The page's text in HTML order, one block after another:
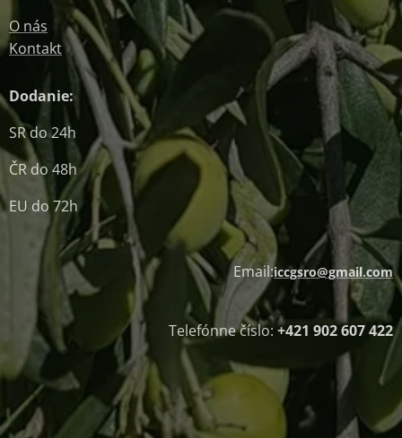
O nás
Kontakt
Dodanie:
SR do 24h
ČR do 48h
EU do 72h
Email:iccgsro@gmail.com
Telefónne číslo: +421 902 607 422